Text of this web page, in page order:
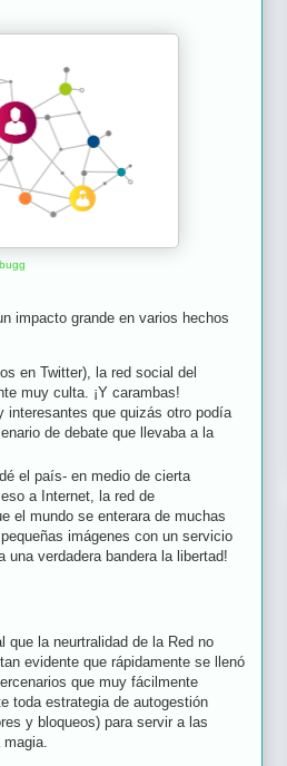
impacto grande en varios hechos
en Twitter), la red social del
muy culta. ¡Y carambas!
interesantes que quizás otro podía
de debate que llevaba a la
el país- en medio de cierta
a Internet, la red de
el mundo se enterara de muchas
imágenes con un servicio
una verdadera bandera la libertad!
que la neurtralidad de la Red no
evidente que rápidamente se llenó
que muy fácilmente
toda estrategia de autogestión
y bloqueos) para servir a las